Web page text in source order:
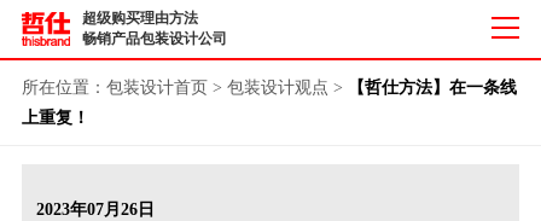
超级购买理由方法
畅销产品包装设计公司
所在位置： 包装设计首页 > 包装设计观点 >
【哲仕方法】在一条线
上重复！
2023年07月26日